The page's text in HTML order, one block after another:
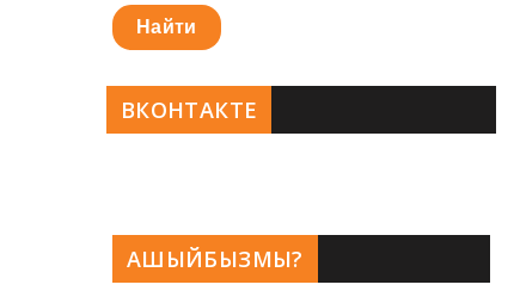
АШЫЙБЫЗМЫ?
Найти
ВКОНТАКТЕ